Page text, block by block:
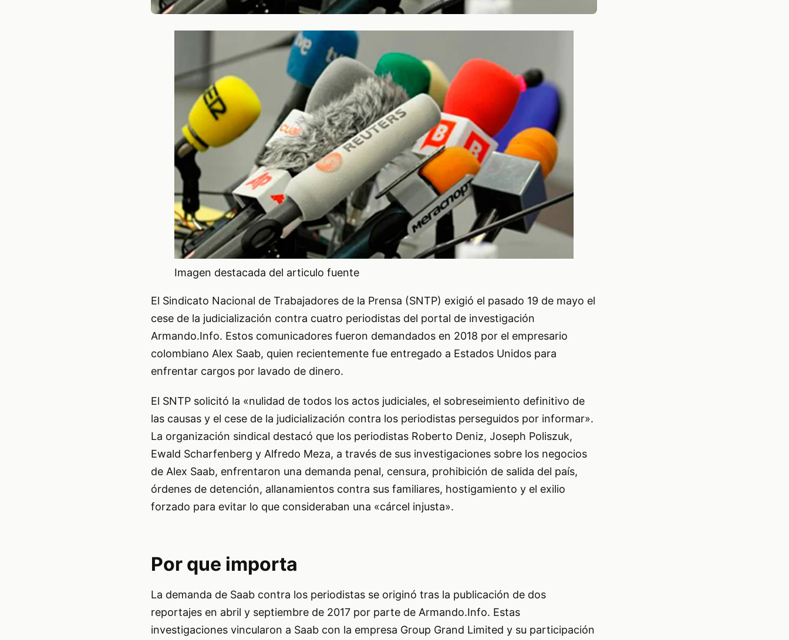
Imagen destacada del articulo fuente
El Sindicato Nacional de Trabajadores de la Prensa (SNTP) exigió el pasado 19 de mayo el
cese de la judicialización contra cuatro periodistas del portal de investigación
Armando.Info. Estos comunicadores fueron demandados en 2018 por el empresario
colombiano Alex Saab, quien recientemente fue entregado a Estados Unidos para
enfrentar cargos por lavado de dinero.
El SNTP solicitó la «nulidad de todos los actos judiciales, el sobreseimiento definitivo de
las causas y el cese de la judicialización contra los periodistas perseguidos por informar».
La organización sindical destacó que los periodistas Roberto Deniz, Joseph Poliszuk,
Ewald Scharfenberg y Alfredo Meza, a través de sus investigaciones sobre los negocios
de Alex Saab, enfrentaron una demanda penal, censura, prohibición de salida del país,
órdenes de detención, allanamientos contra sus familiares, hostigamiento y el exilio
forzado para evitar lo que consideraban una «cárcel injusta».
Por que importa
La demanda de Saab contra los periodistas se originó tras la publicación de dos
reportajes en abril y septiembre de 2017 por parte de Armando.Info. Estas
investigaciones vincularon a Saab con la empresa Group Grand Limited y su participación